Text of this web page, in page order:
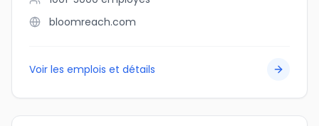
bloomreach.com
Voir les emplois et détails